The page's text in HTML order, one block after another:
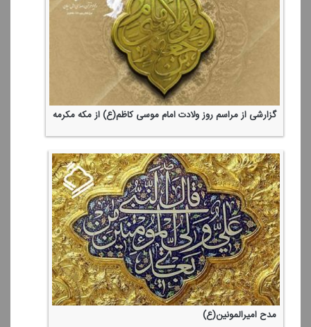
گزارشی از مراسم روز ولادت امام موسی كاظم(ع) از مكه مكرمه
مدح امیرالمونین(ع)